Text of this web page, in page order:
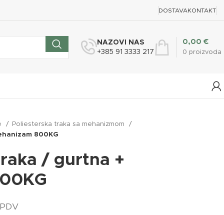
DOSTAVAKONTAKT
NAZOVI NAS
+385 91 3333 217
0 proizvoda
0,00 €
Poliesterska traka sa mehanizmom
800KG
/ gurtna +